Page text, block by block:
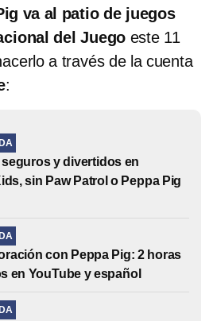
va al patio de juegos
del Juego este 11
a través de la cuenta
:
seguros y divertidos en
sin Paw Patrol o Peppa Pig
con Peppa Pig: 2 horas
en YouTube y español